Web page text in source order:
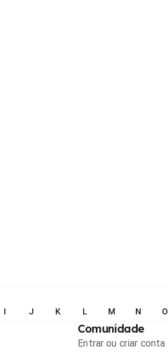
I J K L M N O
Comunidade
Entrar ou criar conta